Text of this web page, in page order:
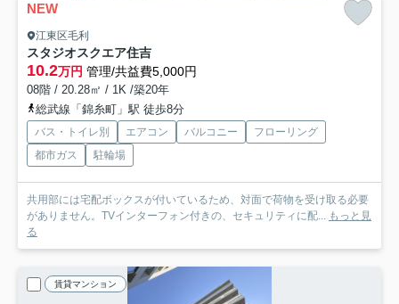
NEW
江東区毛利
スタジオスクエア住吉
10.2万円 管理/共益費5,000円
08階 / 20.28㎡ / 1K /築20年
総武線「錦糸町」駅 徒歩8分
バス・トイレ別 エアコン バルコニー
フローリング
都市ガス
駐輪場
共用部には宅配ボックスが付いているため、対面で荷物を受け取る必要
がありません。TVインターフォン付きの、セキュリティに配... もっと見
る
賃貸マンション